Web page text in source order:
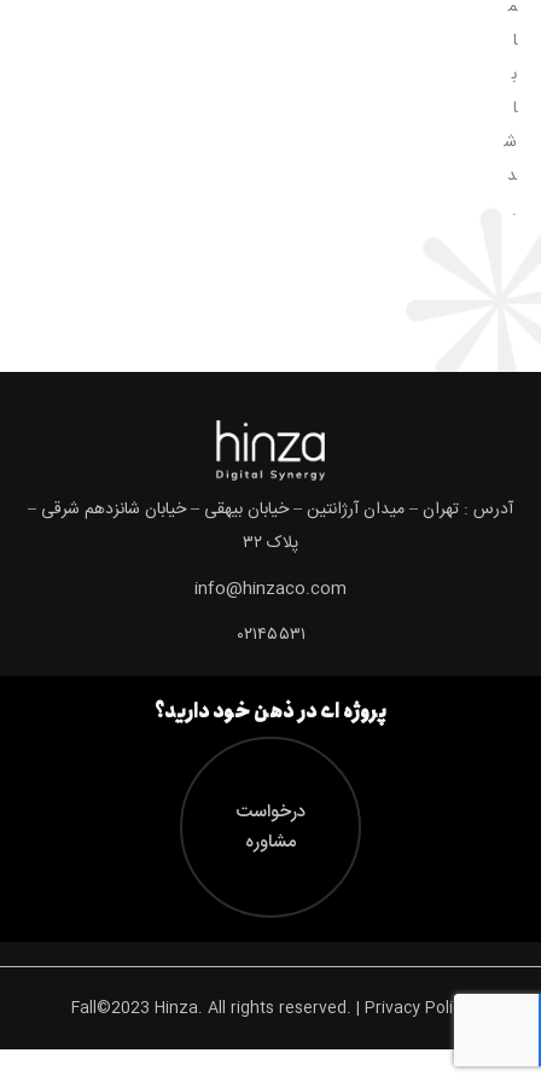
م
ا
ب
ا
ش
د
.
آدرس : تهران – میدان آرژانتین – خیابان بیهقی – خیابان شانزدهم شرقی –
پلاک ۳۲
info@hinzaco.com
۰۲۱۴۵۵۳۱
پروژه ای در ذهن خود دارید؟
درخواست
مشاوره
Fall©2023 Hinza. All rights reserved. | Privacy Policy